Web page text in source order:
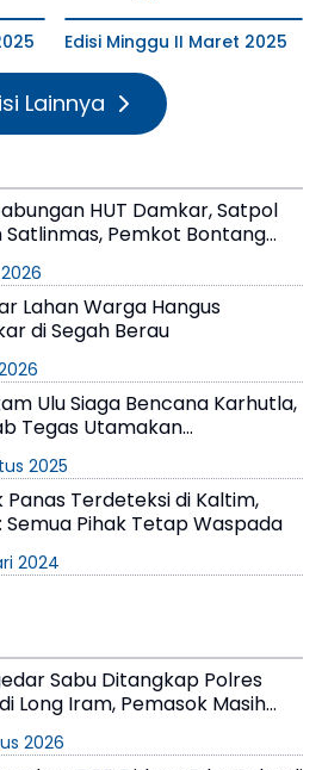
Edisi Minggu II Maret 2025
Lainnya
HUT Damkar, Satpol
Satlinmas, Pemkot Bontang
Lahan Warga Hangus
di Segah Berau
Ulu Siaga Bencana Karhutla,
Tegas Utamakan
2025
Panas Terdeteksi di Kaltim,
Semua Pihak Tetap Waspada
2024
Sabu Ditangkap Polres
Long Iram, Pemasok Masih
2026